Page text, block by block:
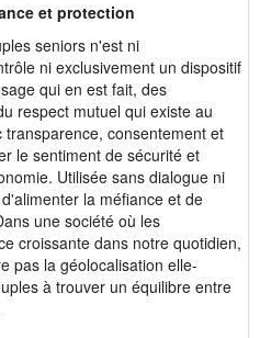
et protection
seniors n'est ni
ni exclusivement un dispositif
qui en est fait, des
respect mutuel qui existe au
consentement et
le sentiment de sécurité et
Utilisée sans dialogue ni
la méfiance et de
une société où les
croissante dans notre quotidien,
pas la géolocalisation elle-
à trouver un équilibre entre